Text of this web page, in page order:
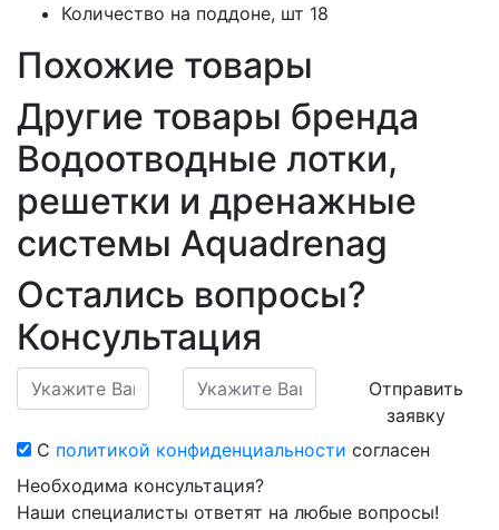
Количество на поддоне, шт 18
Похожие товары
Другие товары бренда
Водоотводные лотки,
решетки и дренажные
системы Aquadrenag
Остались вопросы?
Консультация
Отправить
заявку
С политикой конфиденциальности согласен
Необходима консультация?
Наши специалисты ответят на любые вопросы!